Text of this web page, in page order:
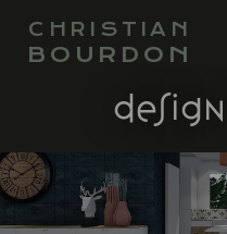
CHRISTIAN
BOURDON